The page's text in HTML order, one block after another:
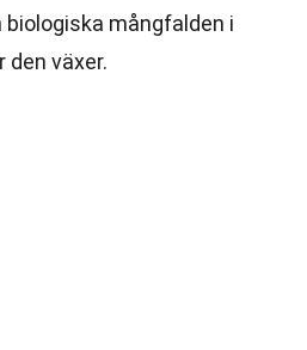
biologiska mångfalden i
den växer.